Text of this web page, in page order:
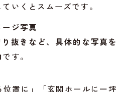
いくとスムーズです。
ジ写真
抜きなど、具体的な写真を
です。
位置に」「玄関ホールに一坪